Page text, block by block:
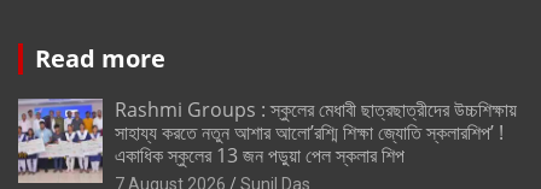
Read more
Rashmi Groups : স্কুলের মেধাবী ছাত্রছাত্রীদের উচ্চশিক্ষায়
সাহায্য করতে নতুন আশার আলো’রশ্মি শিক্ষা জ্যোতি স্কলারশিপ’ !
একাধিক স্কুলের 13 জন পড়ুয়া পেল স্কলার শিপ
7 August 2026 Sunil Das